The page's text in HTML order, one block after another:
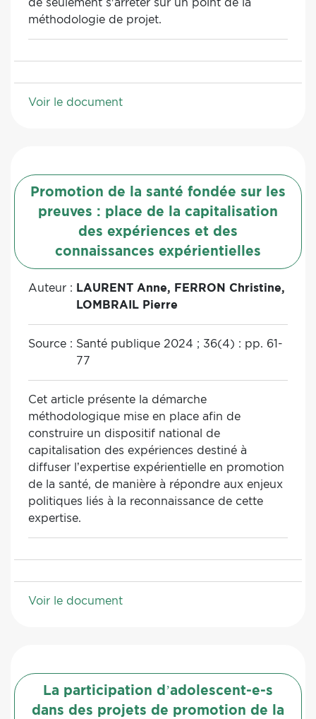
méthodologie de projet.
Voir le document
Promotion de la santé fondée sur les
preuves : place de la capitalisation
des expériences et des
connaissances expérientielles
Auteur : LAURENT Anne, FERRON Christine,
LOMBRAIL Pierre
Source : Santé publique 2024 ; 36(4) : pp. 61-
77
Cet article présente la démarche
méthodologique mise en place afin de
construire un dispositif national de
capitalisation des expériences destiné à
diffuser l’expertise expérientielle en promotion
de la santé, de manière à répondre aux enjeux
politiques liés à la reconnaissance de cette
expertise.
Voir le document
La participation d’adolescent-e-s
dans des projets de promotion de la